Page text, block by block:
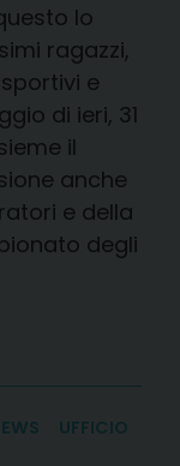
lo
ragazzi,
e
di ieri, 31
il
anche
e della
degli
UFFICIO